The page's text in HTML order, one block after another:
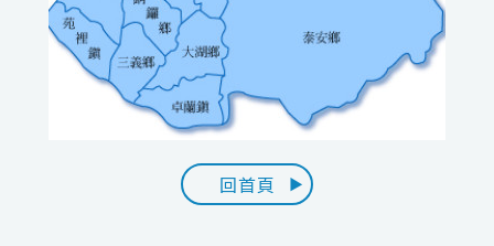
回首頁